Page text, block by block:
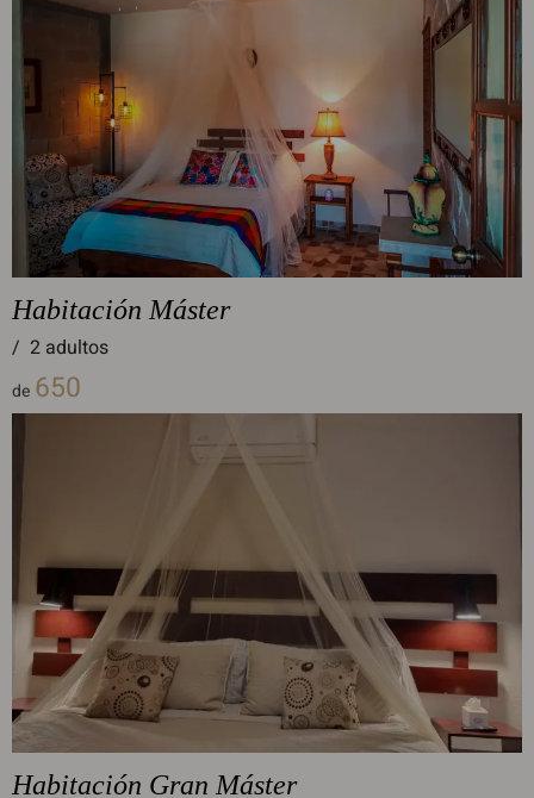
Habitación Máster
/ 2 adultos
de 650
Habitación Gran Máster